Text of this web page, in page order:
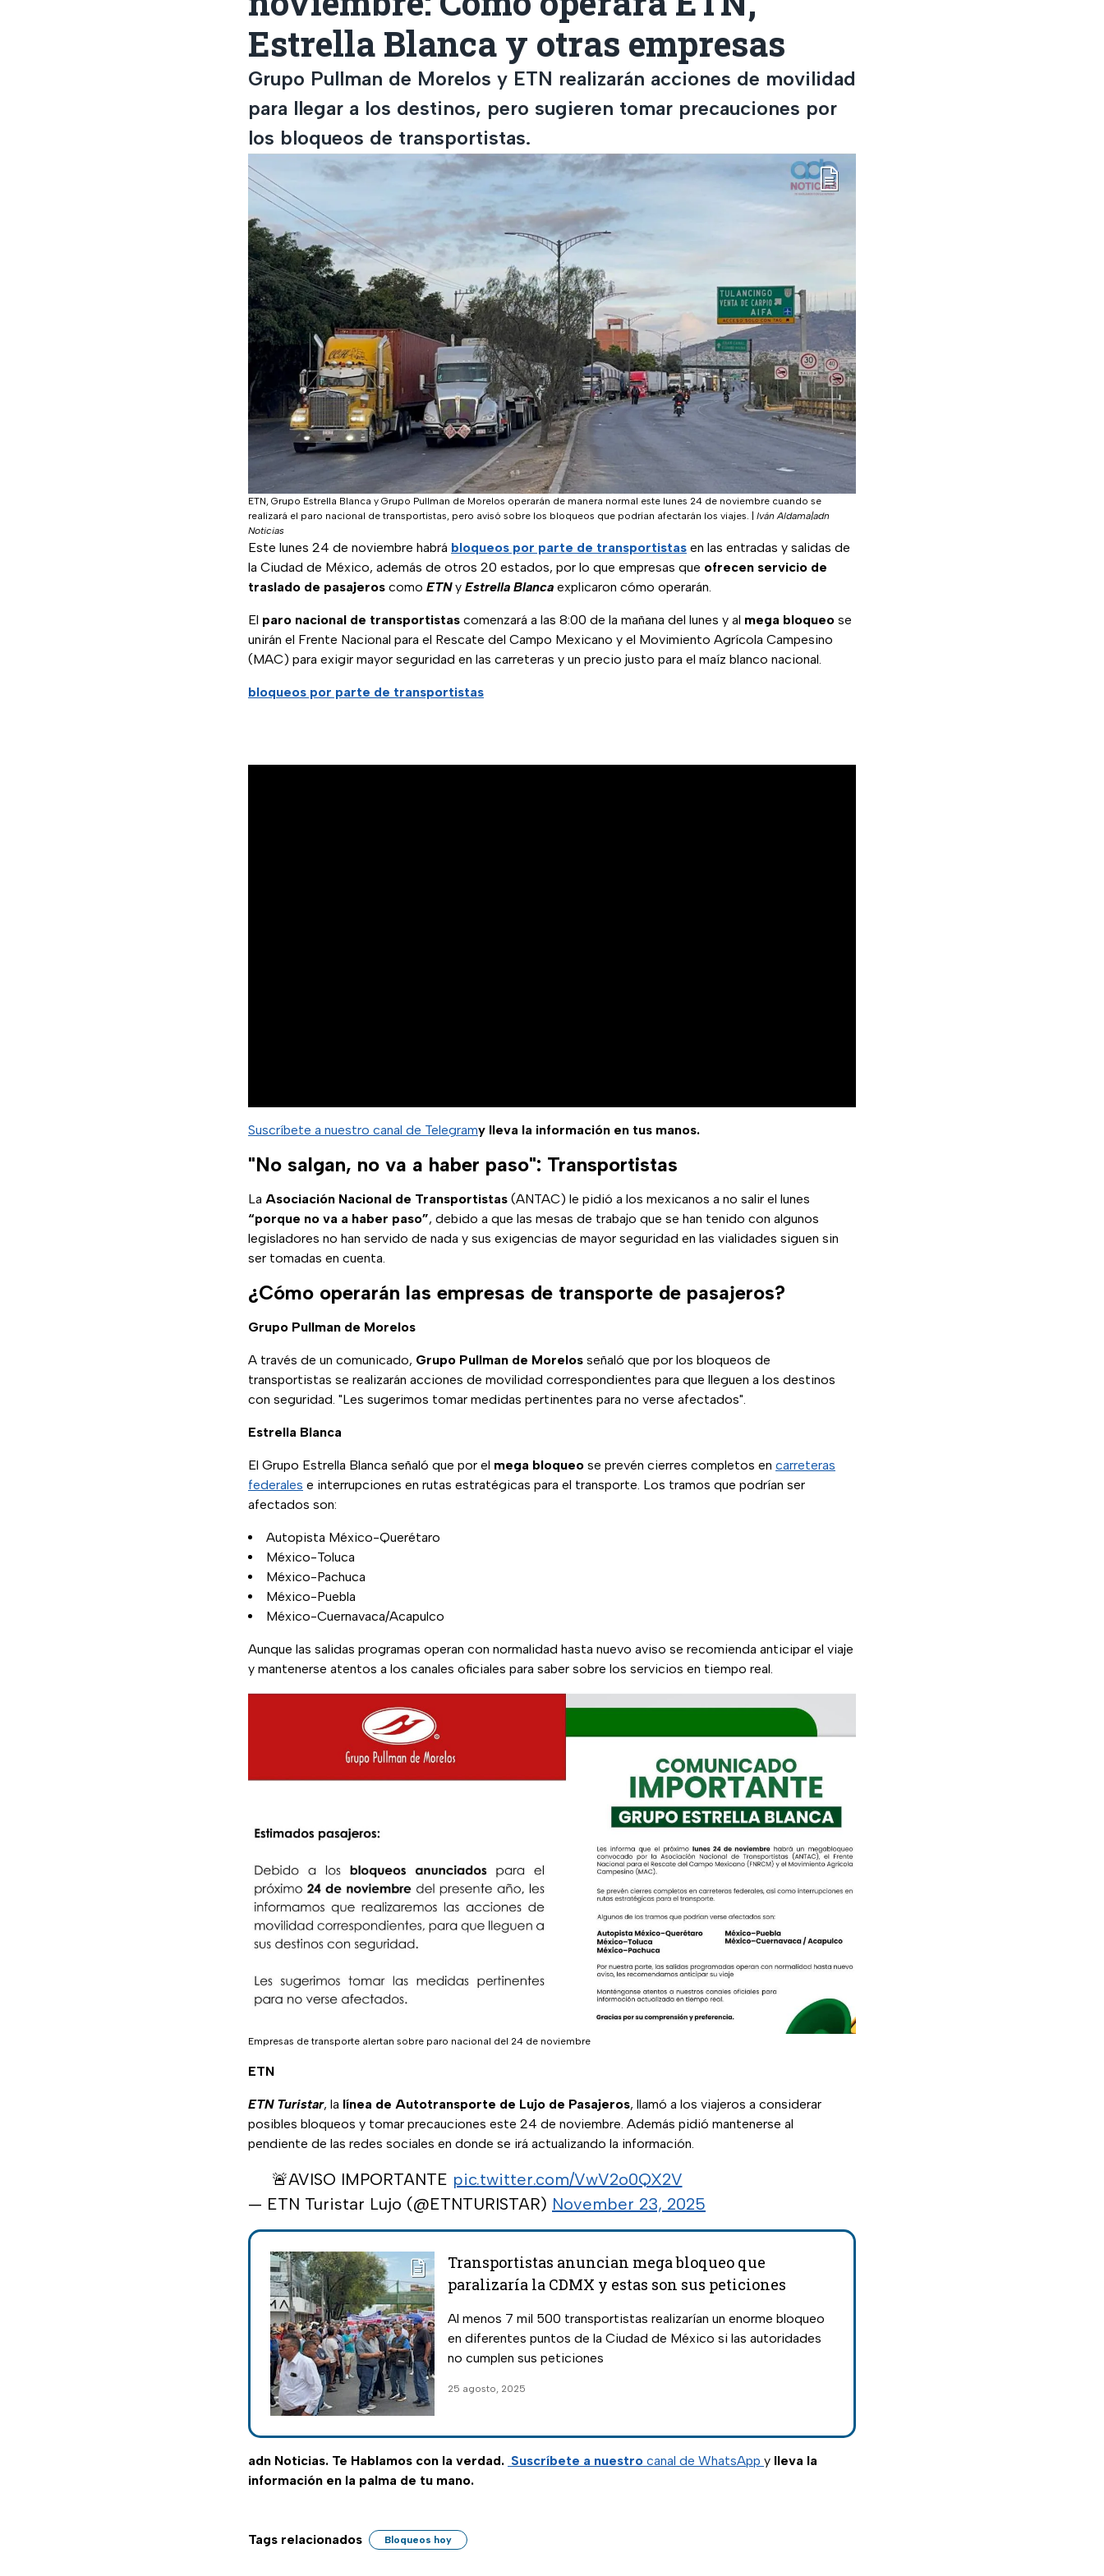
Estrella Blanca y otras empresas
Grupo Pullman de Morelos y ETN realizarán acciones de movilidad
para llegar a los destinos, pero sugieren tomar precauciones por
los bloqueos de transportistas.
ETN, Grupo Estrella Blanca y Grupo Pullman de Morelos operarán de manera normal este lunes 24 de noviembre cuando se
realizará el paro nacional de transportistas, pero avisó sobre los bloqueos que podrían afectarán los viajes.
Iván Aldama|adn
Noticias
Este lunes 24 de noviembre habrá bloqueos por parte de transportistas en las entradas y salidas de
la Ciudad de México, además de otros 20 estados, por lo que empresas que ofrecen servicio de
traslado de pasajeros como ETNy Estrella Blanca explicaron cómo operarán.
El paro nacional de transportistas comenzará a las 8:00 de la mañana del lunes y al mega bloqueo se
unirán el Frente Nacional para el Rescate del Campo Mexicano y el Movimiento Agrícola Campesino
(MAC) para exigir mayor seguridad en las carreteras y un precio justo para el maíz blanco nacional.
bloqueos por parte de transportistas
Suscríbete a nuestro canal de Telegramy lleva la información en tus manos.
"No salgan, no va a haber paso": Transportistas
La Asociación Nacional de Transportistas (ANTAC) le pidió a los mexicanos a no salir el lunes
“porque no va a haber paso”, debido a que las mesas de trabajo que se han tenido con algunos
legisladores no han servido de nada y sus exigencias de mayor seguridad en las vialidades siguen sin
ser tomadas en cuenta.
¿Cómo operarán las empresas de transporte de pasajeros?
Grupo Pullman de Morelos
A través de un comunicado, Grupo Pullman de Morelos señaló que por los bloqueos de
transportistas se realizarán acciones de movilidad correspondientes para que lleguen a los destinos
con seguridad. "Les sugerimos tomar medidas pertinentes para no verse afectados".
Estrella Blanca
El Grupo Estrella Blanca señaló que por el mega bloqueo se prevén cierres completos en carreteras
federales e interrupciones en rutas estratégicas para el transporte. Los tramos que podrían ser
afectados son:
Autopista México-Querétaro
México-Toluca
México-Pachuca
México-Puebla
México-Cuernavaca/Acapulco
Aunque las salidas programas operan con normalidad hasta nuevo aviso se recomienda anticipar el viaje
y mantenerse atentos a los canales oficiales para saber sobre los servicios en tiempo real.
Empresas de transporte alertan sobre paro nacional del 24 de noviembre
ETN
ETN Turistar, la línea de Autotransporte de Lujo de Pasajeros, llamó a los viajeros a considerar
posibles bloqueos y tomar precauciones este 24 de noviembre. Además pidió mantenerse al
pendiente de las redes sociales en donde se irá actualizando la información.
🚨AVISO IMPORTANTE pic.twitter.com/VwV2o0QX2V
— ETN Turistar Lujo (@ETNTURISTAR) November 23, 2025
Transportistas anuncian mega bloqueo que
paralizaría la CDMX y estas son sus peticiones
Al menos 7 mil 500 transportistas realizarían un enorme bloqueo
en diferentes puntos de la Ciudad de México si las autoridades
no cumplen sus peticiones
25 agosto, 2025
adn Noticias. Te Hablamos con la verdad. Suscríbete a nuestro canal de WhatsApp y lleva la
información en la palma de tu mano.
Tags relacionados Bloqueos hoy